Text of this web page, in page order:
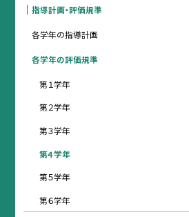
指導計画・評価規準
各学年の指導計画
各学年の評価規準
第１学年
第２学年
第３学年
第４学年
第５学年
第６学年